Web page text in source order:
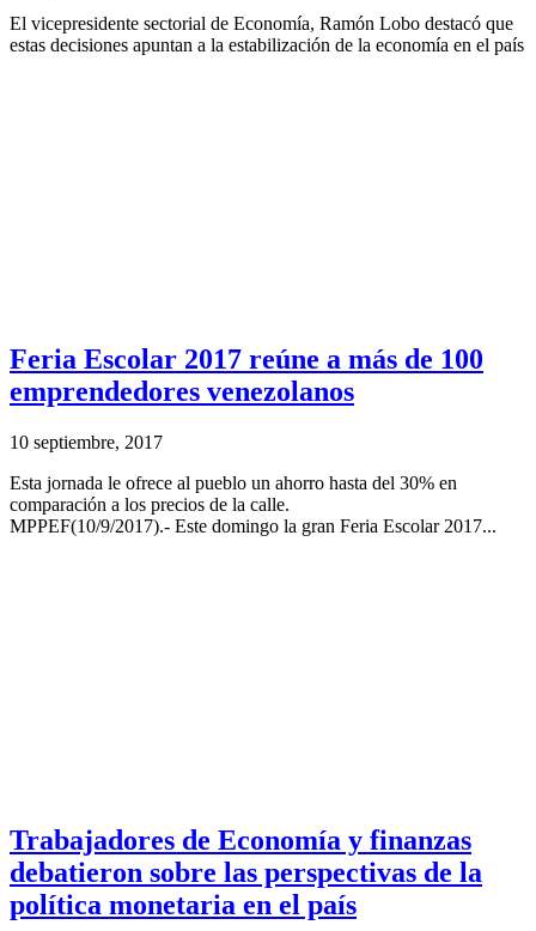
El vicepresidente sectorial de Economía, Ramón Lobo destacó que
estas decisiones apuntan a la estabilización de la economía en el país
Feria Escolar 2017 reúne a más de 100
emprendedores venezolanos
10 septiembre, 2017
Esta jornada le ofrece al pueblo un ahorro hasta del 30% en
comparación a los precios de la calle.
MPPEF(10/9/2017).- Este domingo la gran Feria Escolar 2017...
Trabajadores de Economía y finanzas
debatieron sobre las perspectivas de la
política monetaria en el país